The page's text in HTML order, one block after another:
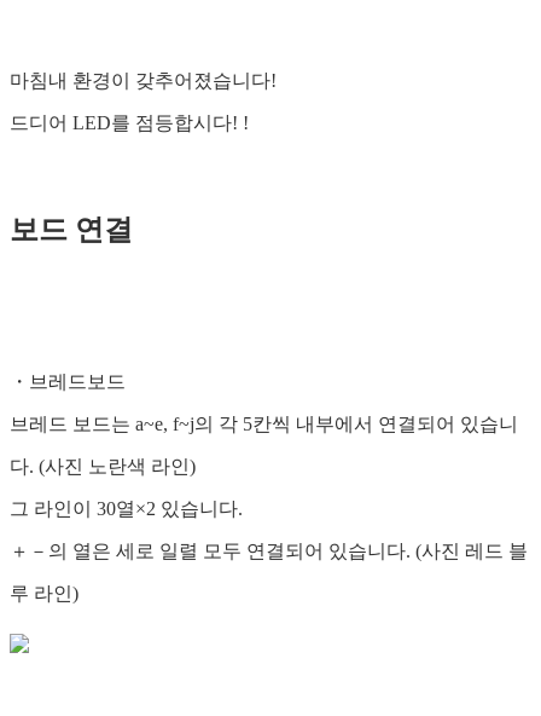
마침내 환경이 갖추어졌습니다!
드디어 LED를 점등합시다! !
보드 연결
・브레드보드
브레드 보드는 a~e, f~j의 각 5칸씩 내부에서 연결되어 있습니
다. (사진 노란색 라인)
그 라인이 30열×2 있습니다.
＋－의 열은 세로 일렬 모두 연결되어 있습니다. (사진 레드 블
루 라인)